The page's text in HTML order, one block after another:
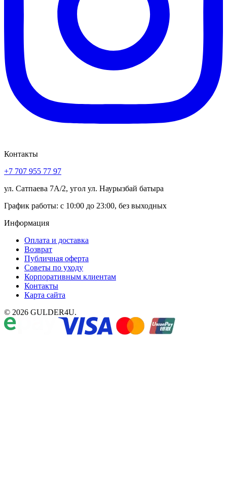
Контакты
+7 707 955 77 97
ул. Сатпаева 7А/2, угол ул. Наурызбай батыра
График работы: с 10:00 до 23:00, без выходных
Информация
Оплата и доставка
Возврат
Публичная оферта
Советы по уходу
Корпоративным клиентам
Контакты
Карта сайта
© 2026 GULDER4U.